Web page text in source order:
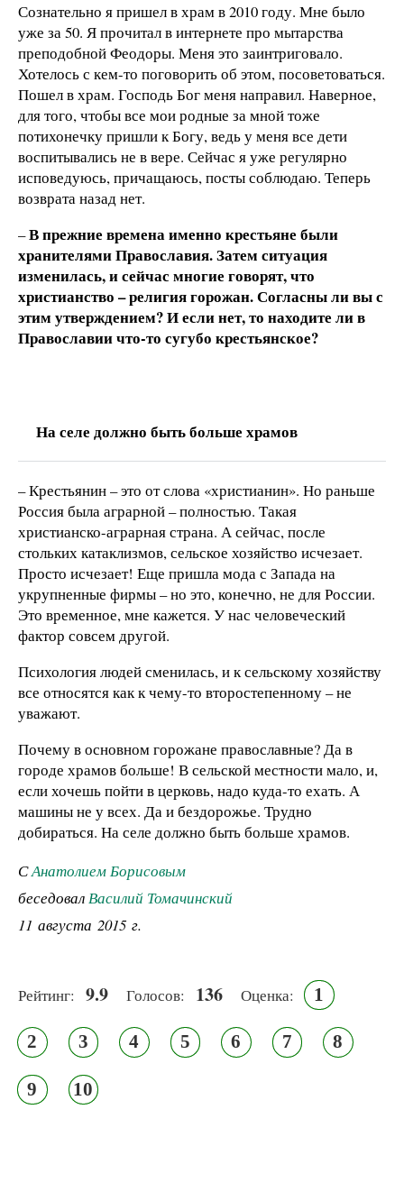
Сознательно я пришел в храм в 2010 году. Мне было
уже за 50. Я прочитал в интернете про мытарства
преподобной Феодоры. Меня это заинтриговало.
Хотелось с кем-то поговорить об этом, посоветоваться.
Пошел в храм. Господь Бог меня направил. Наверное,
для того, чтобы все мои родные за мной тоже
потихонечку пришли к Богу, ведь у меня все дети
воспитывались не в вере. Сейчас я уже регулярно
исповедуюсь, причащаюсь, посты соблюдаю. Теперь
возврата назад нет.
–В прежние времена именно крестьяне были
хранителями Православия. Затем ситуация
изменилась, и сейчас многие говорят, что
христианство – религия горожан. Согласны ли вы с
этим утверждением? И если нет, то находите ли в
Православии что-то сугубо крестьянское?
На селе должно быть больше храмов
– Крестьянин – это от слова «христианин». Но раньше
Россия была аграрной – полностью. Такая
христианско-аграрная страна. А сейчас, после
стольких катаклизмов, сельское хозяйство исчезает.
Просто исчезает! Еще пришла мода с Запада на
укрупненные фирмы – но это, конечно, не для России.
Это временное, мне кажется. У нас человеческий
фактор совсем другой.
Психология людей сменилась, и к сельскому хозяйству
все относятся как к чему-то второстепенному – не
уважают.
Почему в основном горожане православные? Да в
городе храмов больше! В сельской местности мало, и,
если хочешь пойти в церковь, надо куда-то ехать. А
машины не у всех. Да и бездорожье. Трудно
добираться. На селе должно быть больше храмов.
САнатолием Борисовым
беседовалВасилий Томачинский
11 августа 2015 г.
Рейтинг: 9.9 Голосов: 136 Оценка: 1
2 3 4 5 6 7 8
9 10